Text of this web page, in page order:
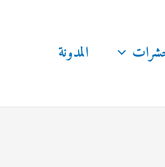
المدونة